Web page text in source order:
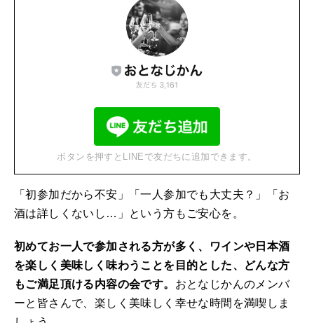
ボタンを押すとLINEで友だちに追加できます。
「初参加だから不安」「一人参加でも大丈夫？」「お
酒は詳しくないし…」という方もご安心を。
初めてお一人で参加される方が多く、ワインや日本酒
を楽しく美味しく味わうことを目的とした、どんな方
もご満足頂ける内容の会です。 おとなじかんのメンバ
ーと皆さんで、楽しく美味しく幸せな時間を満喫しま